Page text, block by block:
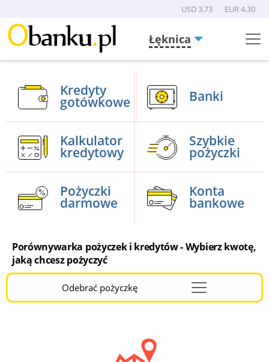
USD 3.73 EUR 4.30
Łęknica
Menu
Kredyty
gotówkowe Banki
Kalkulator
kredytowy
Szybkie
pożyczki
Pożyczki
darmowe
Konta
bankowe
Porównywarka pożyczek i kredytów - Wybierz kwotę,
jaką chcesz pożyczyć
Odebrać pożyczkęMenu
Burger